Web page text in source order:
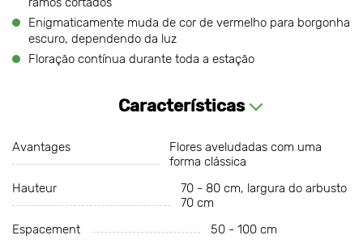
Enigmaticamente muda de cor de vermelho para borgonha
escuro, dependendo da luz
Floração contínua durante toda a estação
Características
Avantages
Flores aveludadas com uma
forma clássica
Hauteur
70 - 80 cm, largura do arbusto
70 cm
Espacement
50 - 100 cm